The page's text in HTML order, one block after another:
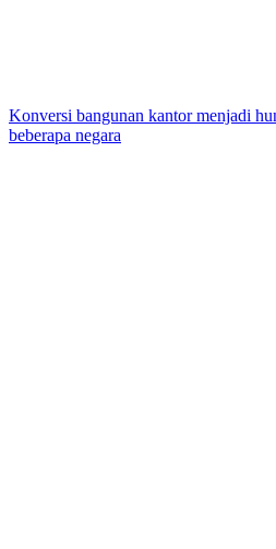
Konversi bangunan kantor menjadi
beberapa negara